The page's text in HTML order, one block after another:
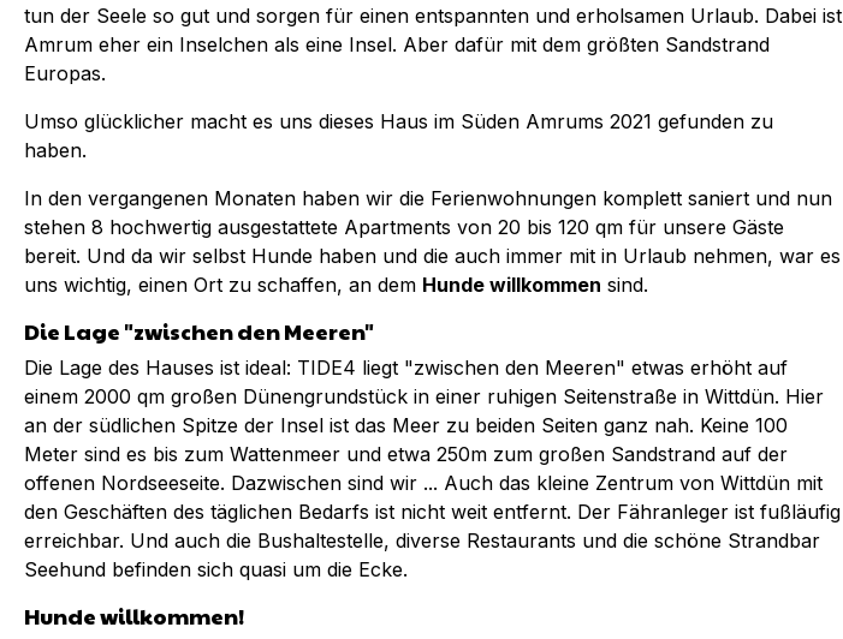
tun der Seele so gut und sorgen für einen entspannten und erholsamen Urlaub. Dabei ist
Amrum eher ein Inselchen als eine Insel. Aber dafür mit dem größten Sandstrand
Europas.
Umso glücklicher macht es uns dieses Haus im Süden Amrums 2021 gefunden zu
haben.
In den vergangenen Monaten haben wir die Ferienwohnungen komplett saniert und nun
stehen 8 hochwertig ausgestattete Apartments von 20 bis 120 qm für unsere Gäste
bereit. Und da wir selbst Hunde haben und die auch immer mit in Urlaub nehmen, war es
uns wichtig, einen Ort zu schaffen, an dem Hunde willkommen sind.
Die Lage "zwischen den Meeren"
Die Lage des Hauses ist ideal: TIDE4 liegt "zwischen den Meeren" etwas erhöht auf
einem 2000 qm großen Dünengrundstück in einer ruhigen Seitenstraße in Wittdün. Hier
an der südlichen Spitze der Insel ist das Meer zu beiden Seiten ganz nah. Keine 100
Meter sind es bis zum Wattenmeer und etwa 250m zum großen Sandstrand auf der
offenen Nordseeseite. Dazwischen sind wir ... Auch das kleine Zentrum von Wittdün mit
den Geschäften des täglichen Bedarfs ist nicht weit entfernt. Der Fähranleger ist fußläufig
erreichbar. Und auch die Bushaltestelle, diverse Restaurants und die schöne Strandbar
Seehund befinden sich quasi um die Ecke.
Hunde willkommen!